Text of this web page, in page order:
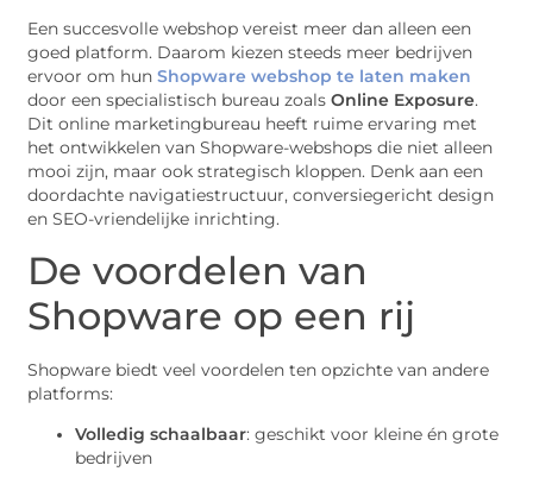
Een succesvolle webshop vereist meer dan alleen een
goed platform. Daarom kiezen steeds meer bedrijven
ervoor om hunShopware webshop te laten maken
door een specialistisch bureau zoalsOnline Exposure.
Dit online marketingbureau heeft ruime ervaring met
het ontwikkelen van Shopware-webshops die niet alleen
mooi zijn, maar ook strategisch kloppen. Denk aan een
doordachte navigatiestructuur, conversiegericht design
en SEO-vriendelijke inrichting.
De voordelen van
Shopware op een rij
Shopware biedt veel voordelen ten opzichte van andere
platforms:
Volledig schaalbaar: geschikt voor kleine én grote
bedrijven